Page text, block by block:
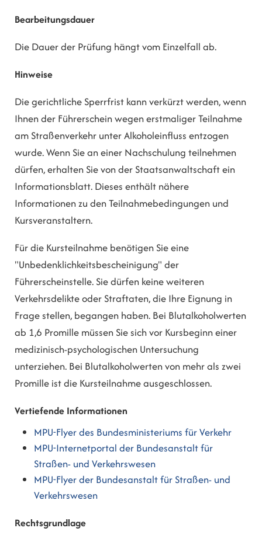
Bearbeitungsdauer
Die Dauer der Prüfung hängt vom Einzelfall ab.
Hinweise
Die gerichtliche Sperrfrist kann verkürzt werden, wenn
Ihnen der Führerschein wegen erstmaliger Teilnahme
am Straßenverkehr unter Alkoholeinfluss entzogen
wurde. Wenn Sie an einer Nachschulung teilnehmen
dürfen, erhalten Sie von der Staatsanwaltschaft ein
Informationsblatt. Dieses enthält nähere
Informationen zu den Teilnahmebedingungen und
Kursveranstaltern.
Für die Kursteilnahme benötigen Sie eine
"Unbedenklichkeitsbescheinigung" der
Führerscheinstelle. Sie dürfen keine weiteren
Verkehrsdelikte oder Straftaten, die Ihre Eignung in
Frage stellen, begangen haben. Bei Blutalkoholwerten
ab 1,6 Promille müssen Sie sich vor Kursbeginn einer
medizinisch-psychologischen Untersuchung
unterziehen. Bei Blutalkoholwerten von mehr als zwei
Promille ist die Kursteilnahme ausgeschlossen.
Vertiefende Informationen
MPU-Flyer des Bundesministeriums für Verkehr
MPU-Internetportal der Bundesanstalt für
Straßen- und Verkehrswesen
MPU-Flyer der Bundesanstalt für Straßen- und
Verkehrswesen
Rechtsgrundlage